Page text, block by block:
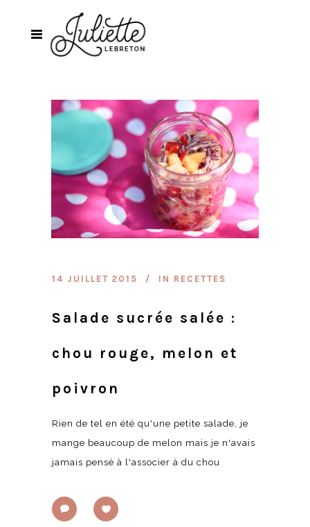
14 JUILLET 2015 IN RECETTES
Salade sucrée salée :
chou rouge, melon et
poivron
Rien de tel en été qu'une petite salade, je
mange beaucoup de melon mais je n'avais
jamais pensé à l'associer à du chou